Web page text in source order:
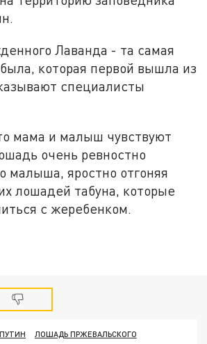
Лаванда - та самая
которая первой вышла из
специалисты
мама и малыш чувствуют
очень ревностно
малыша, яростно отгоняя
лошадей табуна, которые
с жеребенком.
ЛОШАДЬ ПРЖЕВАЛЬСКОГО